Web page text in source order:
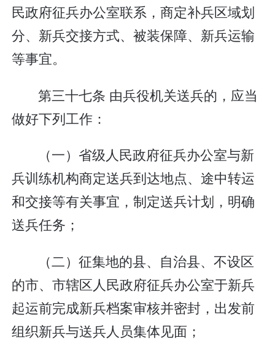
民政府征兵办公室联系，商定补兵区域划
分、新兵交接方式、被装保障、新兵运输
等事宜。
第三十七条 由兵役机关送兵的，应当
做好下列工作：
（一）省级人民政府征兵办公室与新
兵训练机构商定送兵到达地点、途中转运
和交接等有关事宜，制定送兵计划，明确
送兵任务；
（二）征集地的县、自治县、不设区
的市、市辖区人民政府征兵办公室于新兵
起运前完成新兵档案审核并密封，出发前
组织新兵与送兵人员集体见面；